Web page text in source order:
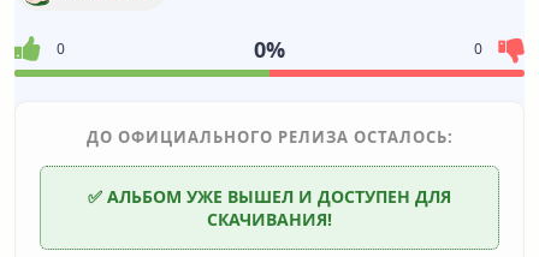
0 0% 0
ДО ОФИЦИАЛЬНОГО РЕЛИЗА ОСТАЛОСЬ:
✅ АЛЬБОМ УЖЕ ВЫШЕЛ И ДОСТУПЕН ДЛЯ
СКАЧИВАНИЯ!